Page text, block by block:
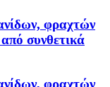
φραχτών
συνθετικά
φραχτών